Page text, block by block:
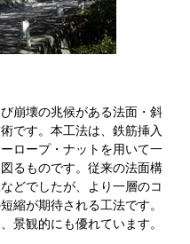
崩壊の兆候がある法面・斜
です。本工法は、鉄筋挿入
ロープ・ナットを用いて一
るものです。従来の法面構
どでしたが、より一層のコ
縮が期待される工法です。
景観的にも優れています。